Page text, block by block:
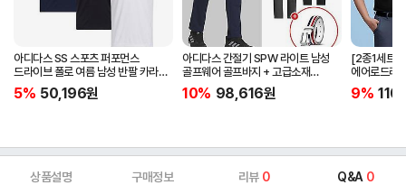
아디다스 SS 스포츠 퍼포먼스
드라이브 폴로 여름 남성 반팔 카라
티셔츠 IA5447 IA5448 IA5446
5% 50,196원
아디다스 간절기 SPW 라이트 남성
골프웨어 골프바지 + 고급소재
삼선패턴 골프벨트 세트
10% 98,616원
[2종1세트]
에어로드라
남자 골프
JG1313
9%
상품설명 구매정보 리뷰 0 Q&A 0